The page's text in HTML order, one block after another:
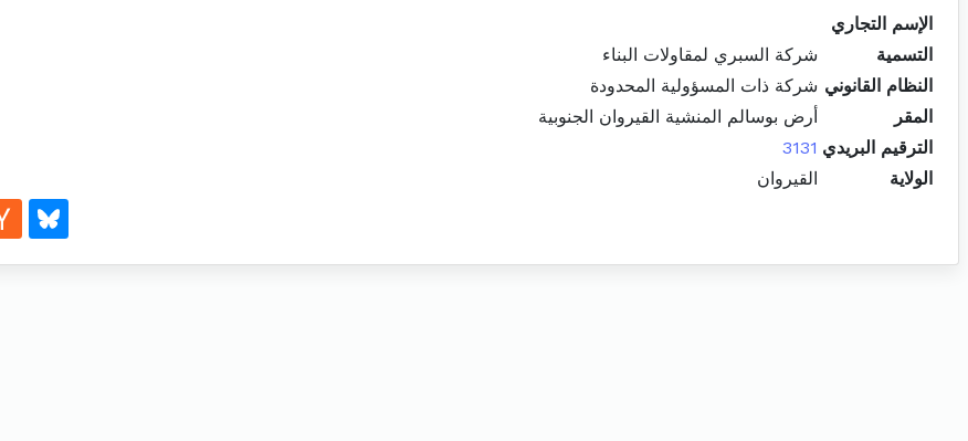
الإسم التجاري
التسمية
شركة السبري لمقاولات البناء
النظام القانوني شركة ذات المسؤولية المحدودة
المقر
أرض بوسالم المنشية القيروان الجنوبية
الترقيم البريدي 3131
الولاية
القيروان